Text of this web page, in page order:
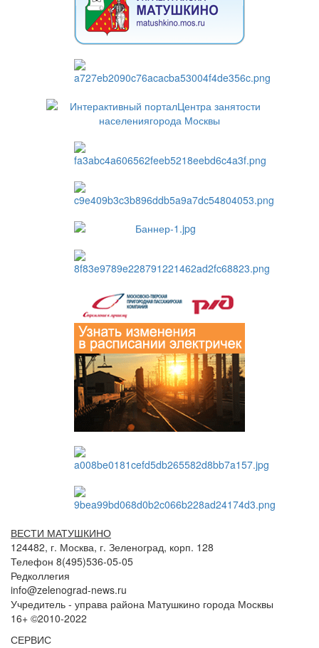
ВЕСТИ МАТУШКИНО
124482, г. Москва, г. Зеленоград, корп. 128
Телефон 8(495)536-05-05
Редколлегия
info@zelenograd-news.ru
Учредитель - управа района Матушкино города Москвы
16+ ©2010-2022
СЕРВИС